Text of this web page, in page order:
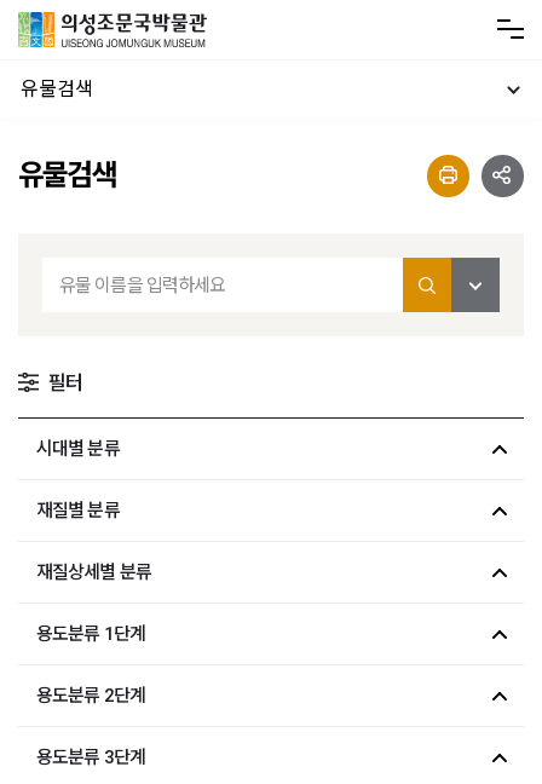
유물검색
유물검색
필터
시대별 분류
재질별 분류
재질상세별 분류
용도분류 1단계
용도분류 2단계
용도분류 3단계